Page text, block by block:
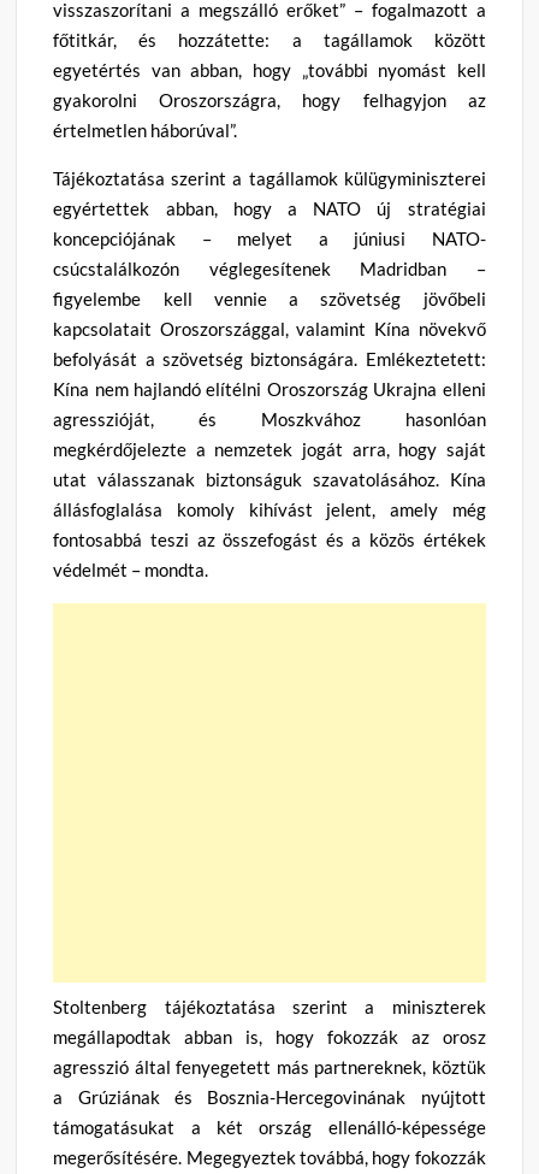
visszaszorítani a megszálló erőket” – fogalmazott a
főtitkár, és hozzátette: a tagállamok között
egyetértés van abban, hogy „további nyomást kell
gyakorolni Oroszországra, hogy felhagyjon az
értelmetlen háborúval”.
Tájékoztatása szerint a tagállamok külügyminiszterei
egyértettek abban, hogy a NATO új stratégiai
koncepciójának – melyet a júniusi NATO-
csúcstalálkozón véglegesítenek Madridban –
figyelembe kell vennie a szövetség jövőbeli
kapcsolatait Oroszországgal, valamint Kína növekvő
befolyását a szövetség biztonságára. Emlékeztetett:
Kína nem hajlandó elítélni Oroszország Ukrajna elleni
agresszióját, és Moszkvához hasonlóan
megkérdőjelezte a nemzetek jogát arra, hogy saját
utat válasszanak biztonságuk szavatolásához. Kína
állásfoglalása komoly kihívást jelent, amely még
fontosabbá teszi az összefogást és a közös értékek
védelmét – mondta.
Stoltenberg tájékoztatása szerint a miniszterek
megállapodtak abban is, hogy fokozzák az orosz
agresszió által fenyegetett más partnereknek, köztük
a Grúziának és Bosznia-Hercegovinának nyújtott
támogatásukat a két ország ellenálló-képessége
megerősítésére. Megegyeztek továbbá, hogy fokozzák